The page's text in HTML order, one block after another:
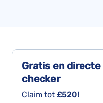
Gratis en directe
checker
Claim tot £520!